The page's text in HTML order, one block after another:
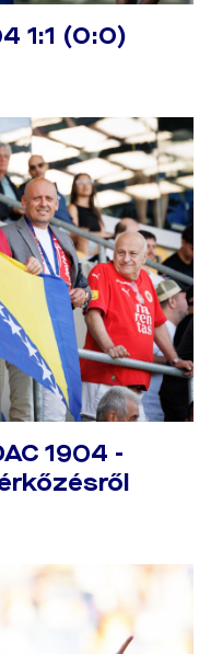
1:1 (0:0)
1904 -